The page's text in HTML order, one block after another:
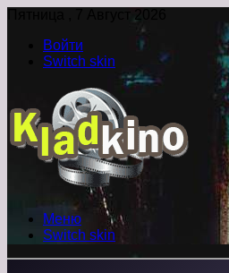
Пятница , 7 Август 2026
Войти
Switch skin
Меню
Switch skin